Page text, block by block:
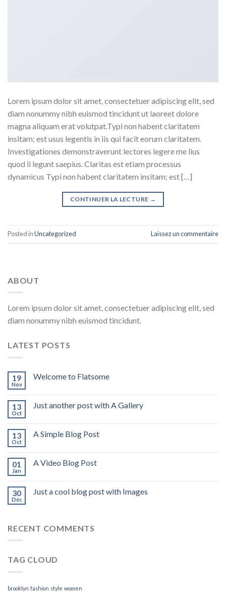
Lorem ipsum dolor sit amet, consectetuer adipiscing elit, sed
diam nonummy nibh euismod tincidunt ut laoreet dolore
magna aliquam erat volutpat.Typi non habent claritatem
insitam; est usus legentis in iis qui facit eorum claritatem.
Investigationes demonstraverunt lectores legere me lius
quod ii legunt saepius. Claritas est etiam processus
dynamicus Typi non habent claritatem insitam; est […]
CONTINUER LA LECTURE →
Posted inUncategorized Laissez un commentaire
ABOUT
Lorem ipsum dolor sit amet, consectetuer adipiscing elit, sed
diam nonummy nibh euismod tincidunt.
LATEST POSTS
19
Nov
Welcome to Flatsome
13
Oct
Just another post with A Gallery
13
Oct
A Simple Blog Post
01
Jan
A Video Blog Post
30
Déc
Just a cool blog post with Images
RECENT COMMENTS
TAG CLOUD
brooklyn fashion style women